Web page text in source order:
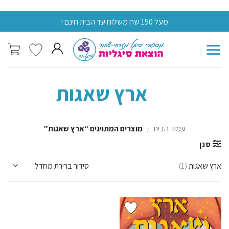
Skip
מעל 150 שח משלוח עד הבית חינם !
ארץ שאגות
עמוד הבית / מוצרים המתויגים “ארץ שאגות”
סנן
ארץ שאגות(1)